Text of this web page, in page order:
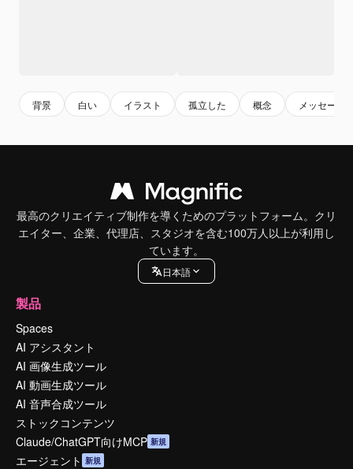
背景 白い イラスト 孤立した 概念 メッセージ
最高のクリエイティブ制作を導くためのプラットフォーム。クリ
エイター、企業、代理店、スタジオを含む100万人以上が利用し
ています。
日本語
製品
Spaces
AI アシスタント
AI 画像生成ツール
AI 動画生成ツール
AI 音声合成ツール
ストックコンテンツ
Claude/ChatGPT向けMCP 新規
エージェント 新規